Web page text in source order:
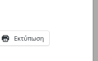
Εκτύπωση